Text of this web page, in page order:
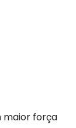
maior força